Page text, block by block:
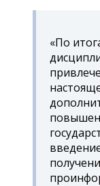
«По